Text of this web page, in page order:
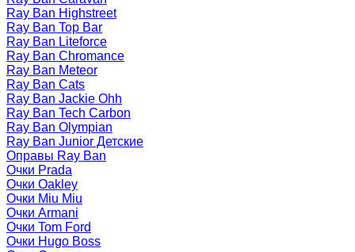
Ray Ban Highstreet
Ray Ban Top Bar
Ray Ban Liteforce
Ray Ban Chromance
Ray Ban Meteor
Ray Ban Cats
Ray Ban Jackie Ohh
Ray Ban Tech Carbon
Ray Ban Olympian
Ray Ban Junior Детские
Оправы Ray Ban
Очки Prada
Очки Oakley
Очки Miu Miu
Очки Armani
Очки Tom Ford
Очки Hugo Boss